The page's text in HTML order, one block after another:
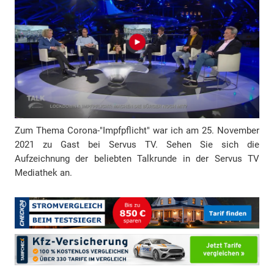
d
r
e
s
s
Zum Thema Corona-"Impfpflicht" war ich am 25. November
2021 zu Gast bei Servus TV. Sehen Sie sich die
Aufzeichnung der beliebten Talkrunde in der Servus TV
Mediathek an.